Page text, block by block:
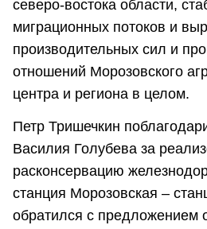
северо-востока области,
миграционных потоков и
производительных сил и
отношений Морозовского
центра и региона в целом.
Петр Тришечкин
Василия Голубева за
расконсервацию
станция Морозовская –
обратился с предложением